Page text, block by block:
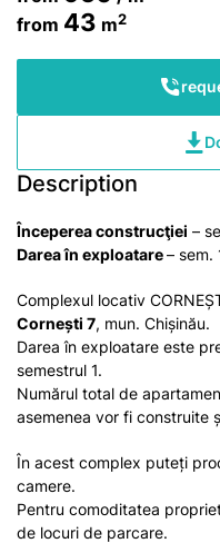
Description
Începerea construcţiei –
Darea în exploatare– sem.
Complexul locativ
Cornești 7, mun. Chișinău.
Darea în exploatare este
semestrul 1.
Numărul total de
asemenea vor fi construite
În acest complex puteți
camere.
Pentru comoditatea
de locuri de parcare.
from 43 m2